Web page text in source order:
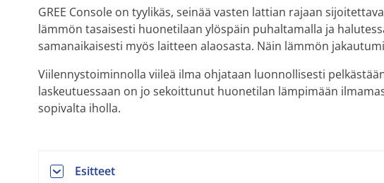
GREE Console on tyylikäs, seinää vasten lattian rajaan
lämmön tasaisesti huonetilaan ylöspäin puhaltamalla ja
samanaikaisesti myös laitteen alaosasta. Näin lämmön
Viilennystoiminnolla viileä ilma ohjataan luonnollisesti
laskeutuessaan on jo sekoittunut huonetilan lämpimään
sopivalta iholla.
Esitteet